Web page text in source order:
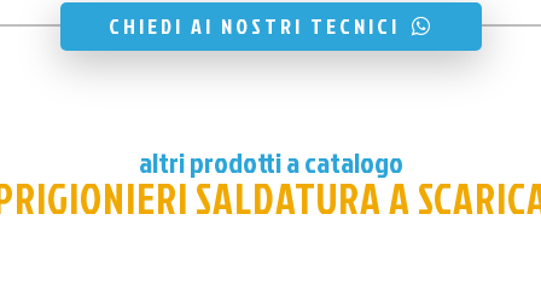
CHIEDI AI NOSTRI TECNICI
altri prodotti a catalogo
SALDATURA A